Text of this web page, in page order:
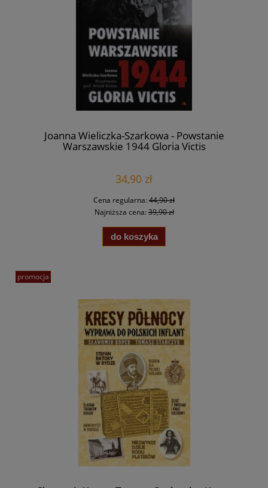
Joanna Wieliczka-Szarkowa - Powstanie
Warszawskie 1944 Gloria Victis
34,90 zł
Cena regularna: 44,90 zł
Najniższa cena:39,90 zł
do koszyka
promocja